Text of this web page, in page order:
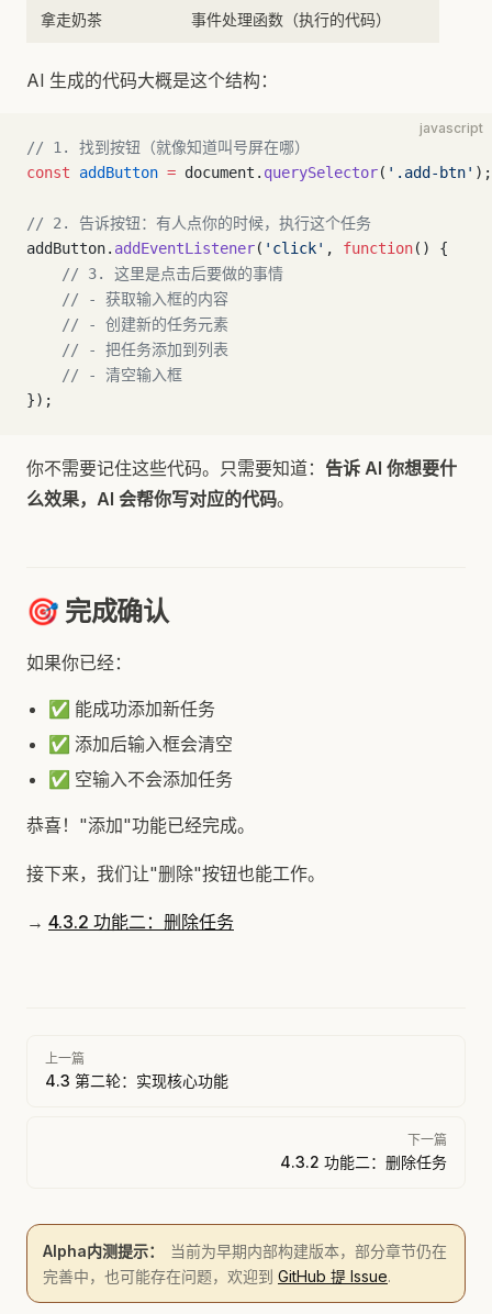
拿走奶茶 事件处理函数（执行的代码）
AI 生成的代码大概是这个结构：
javascript
// 1. 找到按钮（就像知道叫号屏在哪）
const addButton = document. querySelector( '.add-btn' );
// 2. 告诉按钮：有人点你的时候，执行这个任务
addButton. addEventListener( 'click' , function() {
    // 3. 这里是点击后要做的事情
    // - 获取输入框的内容
    // - 创建新的任务元素
    // - 把任务添加到列表
    // - 清空输入框
});
你不需要记住这些代码。只需要知道： 告诉 AI 你想要什
么效果，AI 会帮你写对应的代码。
🎯 完成确认
如果你已经：
✅ 能成功添加新任务
✅ 添加后输入框会清空
✅ 空输入不会添加任务
恭喜！"添加"功能已经完成。
接下来，我们让"删除"按钮也能工作。
→ 4.3.2 功能二：删除任务
Pager
上一篇
4.3 第二轮：实现核心功能
下一篇
4.3.2 功能二：删除任务
Alpha内测提示：
当前为早期内部构建版本，部分章节仍在
完善中，也可能存在问题，欢迎到 GitHub 提 Issue.